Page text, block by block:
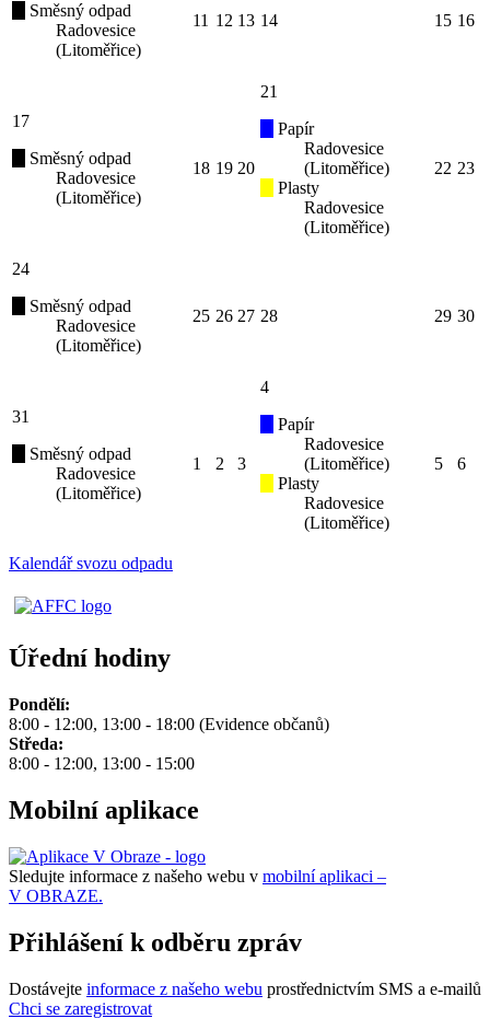
Směsný odpad
Radovesice
(Litoměřice)
11 12 13 14 15 16
17
Směsný odpad
Radovesice
(Litoměřice)
18 19 20
21
Papír
Radovesice
(Litoměřice)
Plasty
Radovesice
(Litoměřice)
22 23
24
Směsný odpad
Radovesice
(Litoměřice)
25 26 27 28 29 30
31
Směsný odpad
Radovesice
(Litoměřice)
1 2 3
4
Papír
Radovesice
(Litoměřice)
Plasty
Radovesice
(Litoměřice)
5 6
Kalendář svozu odpadu
Úřední hodiny
Pondělí:
8:00 - 12:00, 13:00 - 18:00 (Evidence občanů)
Středa:
8:00 - 12:00, 13:00 - 15:00
Mobilní aplikace
Sledujte informace z našeho webu v mobilní aplikaci –
V OBRAZE.
Přihlášení k odběru zpráv
Dostávejte informace z našeho webu prostřednictvím SMS a e-mailů
Chci se zaregistrovat